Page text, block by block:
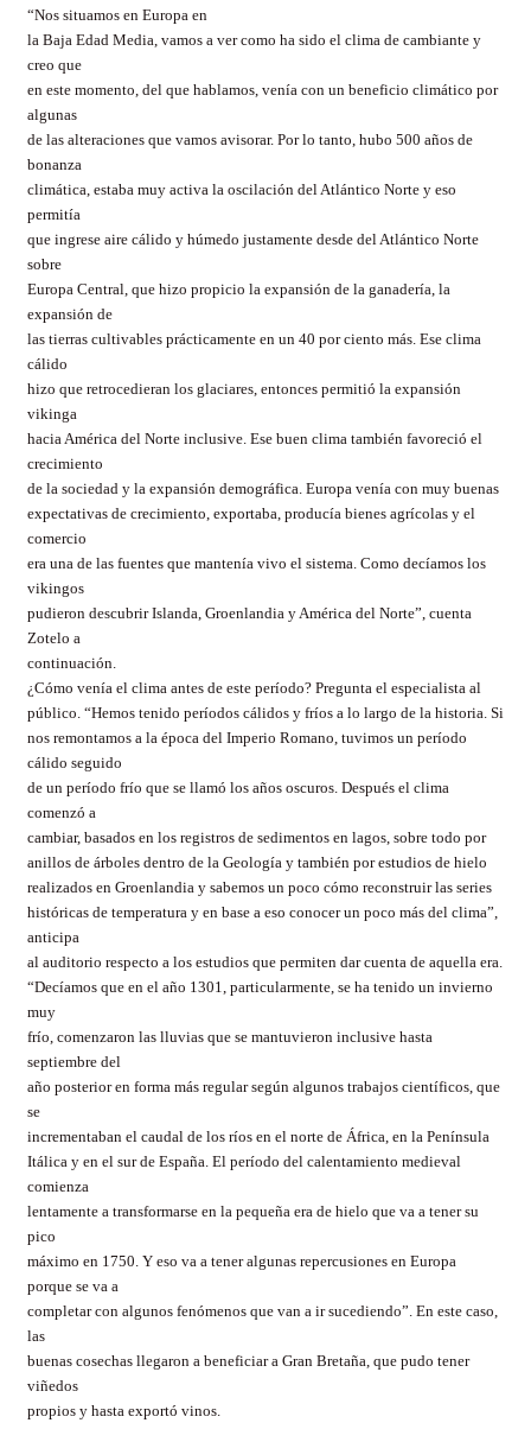
“Nos situamos en Europa en
la Baja Edad Media, vamos a ver como ha sido el clima de cambiante y
creo que
en este momento, del que hablamos, venía con un beneficio climático por
algunas
de las alteraciones que vamos avisorar. Por lo tanto, hubo 500 años de
bonanza
climática, estaba muy activa la oscilación del Atlántico Norte y eso
permitía
que ingrese aire cálido y húmedo justamente desde del Atlántico Norte
sobre
Europa Central, que hizo propicio la expansión de la ganadería, la
expansión de
las tierras cultivables prácticamente en un 40 por ciento más. Ese clima
cálido
hizo que retrocedieran los glaciares, entonces permitió la expansión
vikinga
hacia América del Norte inclusive. Ese buen clima también favoreció el
crecimiento
de la sociedad y la expansión demográfica. Europa venía con muy buenas
expectativas de crecimiento, exportaba, producía bienes agrícolas y el
comercio
era una de las fuentes que mantenía vivo el sistema. Como decíamos los
vikingos
pudieron descubrir Islanda, Groenlandia y América del Norte”, cuenta
Zotelo a
continuación.
¿Cómo venía el clima antes de este período? Pregunta el especialista al
público. “Hemos tenido períodos cálidos y fríos a lo largo de la historia. Si
nos remontamos a la época del Imperio Romano, tuvimos un período
cálido seguido
de un período frío que se llamó los años oscuros. Después el clima
comenzó a
cambiar, basados en los registros de sedimentos en lagos, sobre todo por
anillos de árboles dentro de la Geología y también por estudios de hielo
realizados en Groenlandia y sabemos un poco cómo reconstruir las series
históricas de temperatura y en base a eso conocer un poco más del clima”,
anticipa
al auditorio respecto a los estudios que permiten dar cuenta de aquella era.
“Decíamos que en el año 1301, particularmente, se ha tenido un invierno
muy
frío, comenzaron las lluvias que se mantuvieron inclusive hasta
septiembre del
año posterior en forma más regular según algunos trabajos científicos, que
se
incrementaban el caudal de los ríos en el norte de África, en la Península
Itálica y en el sur de España. El período del calentamiento medieval
comienza
lentamente a transformarse en la pequeña era de hielo que va a tener su
pico
máximo en 1750. Y eso va a tener algunas repercusiones en Europa
porque se va a
completar con algunos fenómenos que van a ir sucediendo”. En este caso,
las
buenas cosechas llegaron a beneficiar a Gran Bretaña, que pudo tener
viñedos
propios y hasta exportó vinos.